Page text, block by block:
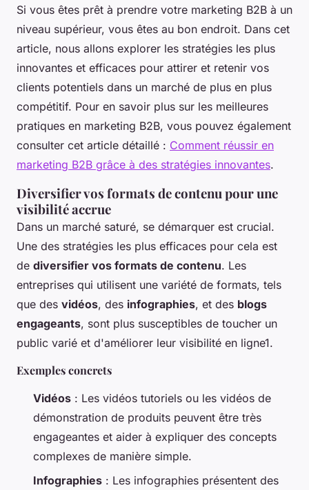
Si vous êtes prêt à prendre votre marketing B2B à un
niveau supérieur, vous êtes au bon endroit. Dans cet
article, nous allons explorer les stratégies les plus
innovantes et efficaces pour attirer et retenir vos
clients potentiels dans un marché de plus en plus
compétitif. Pour en savoir plus sur les meilleures
pratiques en marketing B2B, vous pouvez également
consulter cet article détaillé : Comment réussir en
marketing B2B grâce à des stratégies innovantes.
Diversifier vos formats de contenu pour une
visibilité accrue
Dans un marché saturé, se démarquer est crucial.
Une des stratégies les plus efficaces pour cela est
de diversifier vos formats de contenu. Les
entreprises qui utilisent une variété de formats, tels
que des vidéos, des infographies, et des blogs
engageants, sont plus susceptibles de toucher un
public varié et d'améliorer leur visibilité en ligne1.
Exemples concrets
Vidéos : Les vidéos tutoriels ou les vidéos de
démonstration de produits peuvent être très
engageantes et aider à expliquer des concepts
complexes de manière simple.
Infographies : Les infographies présentent des